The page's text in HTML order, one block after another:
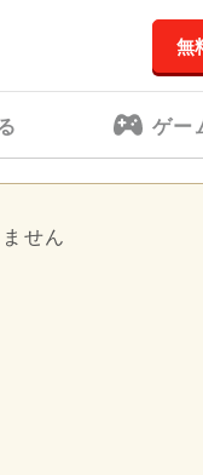
無
ゲー
せん